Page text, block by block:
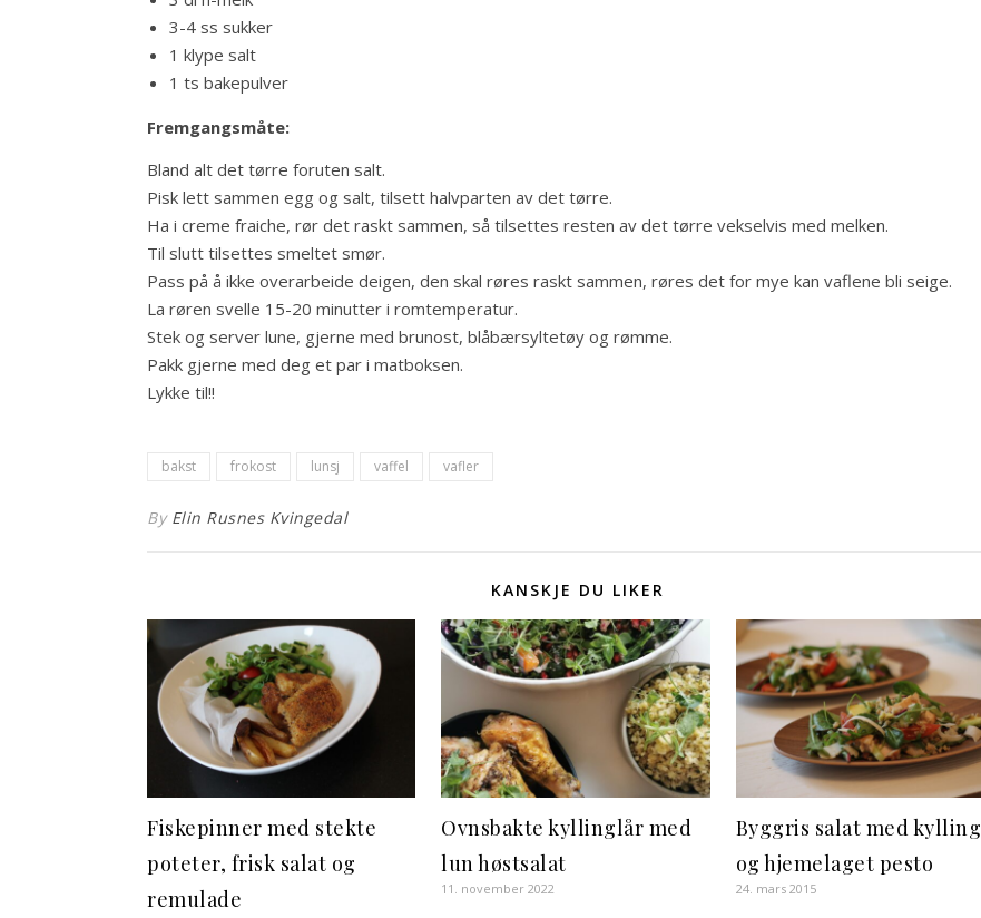
3-4 ss sukker
1 klype salt
1 ts bakepulver
Fremgangsmåte:
Bland alt det tørre foruten salt.
Pisk lett sammen egg og salt, tilsett halvparten av det tørre.
Ha i creme fraiche, rør det raskt sammen, så tilsettes resten av det tørre vekselvis med melken.
Til slutt tilsettes smeltet smør.
Pass på å ikke overarbeide deigen, den skal røres raskt sammen, røres det for mye kan vaflene bli seige.
La røren svelle 15-20 minutter i romtemperatur.
Stek og server lune, gjerne med brunost, blåbærsyltetøy og rømme.
Pakk gjerne med deg et par i matboksen.
Lykke til!!
bakst frokost lunsj vaffel vafler
By Elin Rusnes Kvingedal
KANSKJE DU LIKER
Fiskepinner med stekte
poteter, frisk salat og
remulade
Ovnsbakte kyllinglår med
lun høstsalat
11. november 2022
Byggris salat med kylling
og hjemelaget pesto
24. mars 2015